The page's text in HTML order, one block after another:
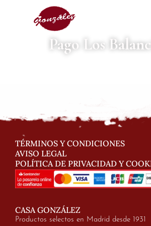
Pago Los
TÉRMINOS Y CONDICIONES
AVISO LEGAL
POLÍTICA DE PRIVACIDAD Y
CASA GONZÁLEZ
Productos selectos en Madrid desde 1931